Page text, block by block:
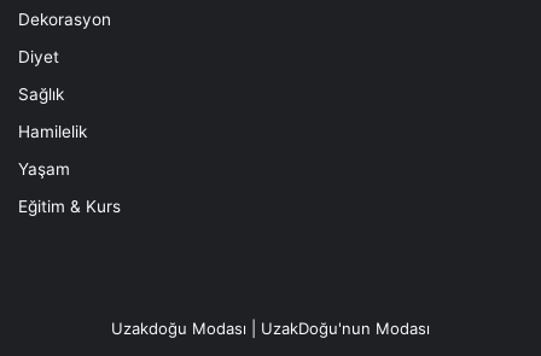
Dekorasyon
Diyet
Sağlık
Hamilelik
Yaşam
Eğitim & Kurs
Uzakdoğu Modası | UzakDoğu'nun Modası